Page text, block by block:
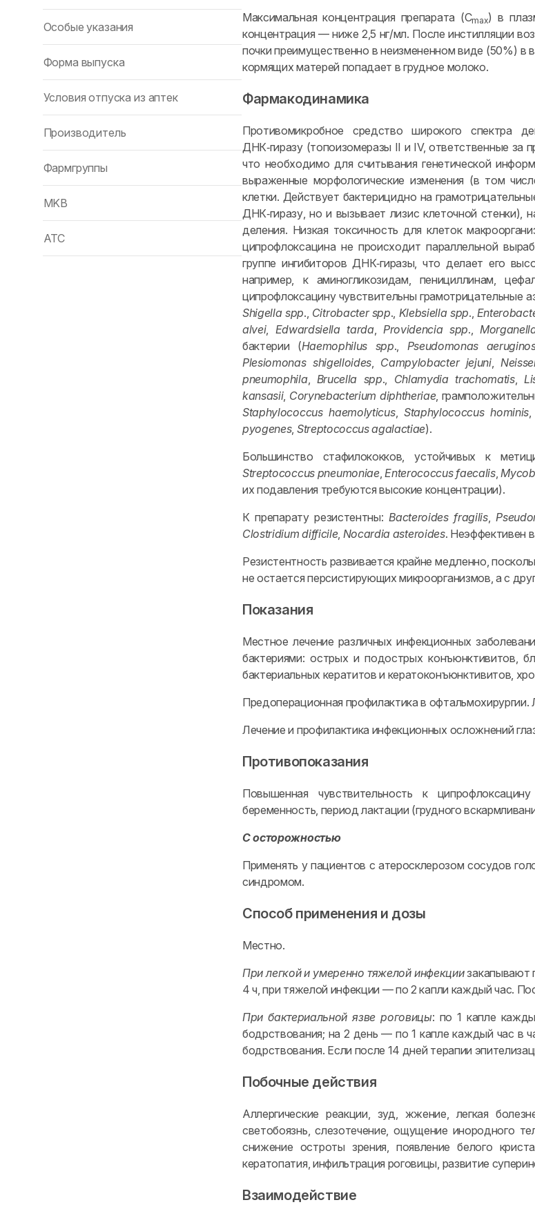
Особые указания
Форма выпуска
Условия отпуска из аптек
Производитель
Фармгруппы
MKB
ATC
Максимальная концентрация препарата (Cmax) в
концентрация — ниже 2,5 нг/мл. После инстилляции
почки преимущественно в неизмененном виде (50%) в
кормящих матерей попадает в грудное молоко.
Фармакодинамика
Противомикробное средство широкого спектра
ДНК‑гиразу (топоизомеразы II и IV, ответственные
что необходимо для считывания генетической
выраженные морфологические изменения (в том
клетки. Действует бактерицидно на
ДНК‑гиразу, но и вызывает лизис клеточной стенки),
деления. Низкая токсичность для клеток
ципрофлоксацина не происходит параллельной
группе ингибиторов ДНК‑гиразы, что делает его
например, к аминогликозидам, пенициллинам,
ципрофлоксацину чувствительны грамотрицательные
Shigella spp., Citrobacter spp., Klebsiella spp.,
alvei, Edwardsiella tarda,Providencia spp.,
бактерии (Haemophilus spp., Pseudomonas
Plesiomonas shigelloides, Campylobacter jejuni,
pneumophila, Brucella spp., Chlamydia trachomatis,
kansasii, Corynebacterium diphtheriae,
Staphylococcus haemolyticus, Staphylococcus hominis,
pyogenes, Streptococcus agalactiae).
Большинство стафилококков, устойчивых к
Streptococcus pneumoniae,Enterococcus faecalis,
их подавления требуются высокие концентрации).
К препарату резистентны:Bacteroides fragilis,
Clostridium difficile, Nocardia asteroides. Неэффективен
Резистентность развивается крайне медленно,
не остается персистирующих микроорганизмов, а с
Показания
Местное лечение различных инфекционных
бактериями: острых и подострых конъюнктивитов,
бактериальных кератитов и кератоконъюнктивитов,
Предоперационная профилактика в
Лечение и профилактика инфекционных осложнений
Противопоказания
Повышенная чувствительность к
беременность, период лактации (грудного
С осторожностью
Применять у пациентов с атеросклерозом сосудов
синдромом.
Способ применения и дозы
Местно.
При легкой и умеренно тяжелой инфекциизакапывают
4 ч, при тяжелой инфекции — по 2 капли каждый час.
При бактериальной язве роговицы: по 1 капле
бодрствования; на 2 день — по 1 капле каждый час в
бодрствования. Если после 14 дней терапии
Побочные действия
Аллергические реакции, зуд, жжение, легкая
светобоязнь, слезотечение, ощущение инородного
снижение остроты зрения, появление белого
кератопатия, инфильтрация роговицы, развитие
Взаимодействие